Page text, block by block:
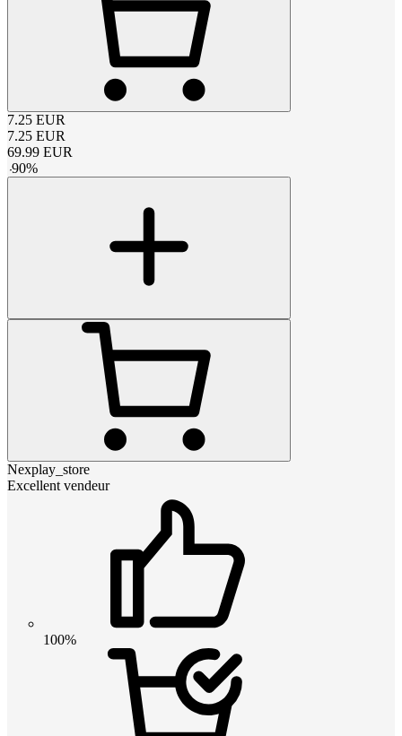
7.25 EUR
7.25 EUR
69.99 EUR
-90%
Nexplay_store
Excellent vendeur
100%